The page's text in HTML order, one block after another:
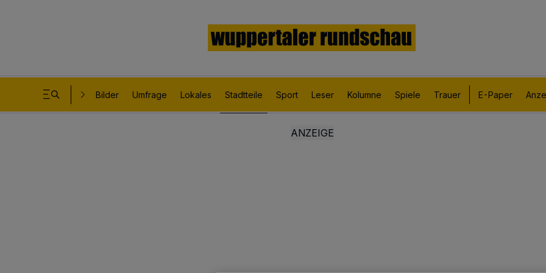
Bilder Umfrage Lokales Stadtteile Sport Leser Kolumne Spiele Trauer E-Paper